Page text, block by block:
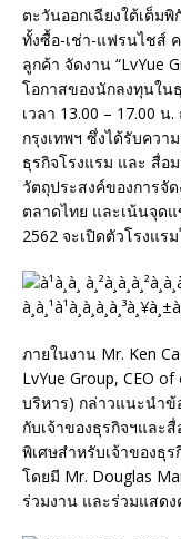
ตะวันออกเฉียงใต้เต็ม
ทั้งซื้อ-เช่า-แฟรนไชส์
ลูกค้า จัดงาน “LvYue
โอกาสของนักลงทุนใน
เวลา 13.00 – 17.00
กรุงเทพฯ ซึ่งได้รับควา
ธุรกิจโรงแรม และ สื่อ
วัตถุประสงค์ของการจั
ตลาดไทย และเน้นจุด
2562 จะเปิดตัวโรงแร
ภายในงาน Mr. Ken
LvYue Group, CEO
บริหาร) กล่าวแนะนำ
กับเจ้าของธุรกิจฯและ
พิเศษสำหรับเจ้าของธุ
โดยมี Mr. Douglas
ร่วมงาน และร่วมแสดง